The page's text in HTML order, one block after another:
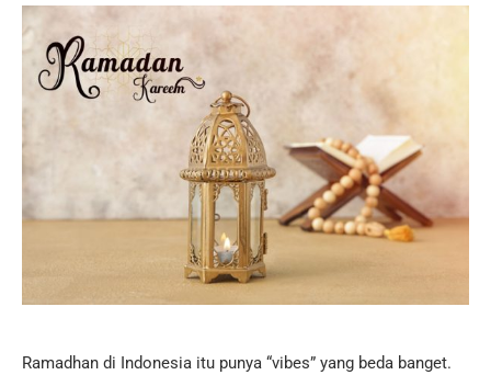
Ramadhan di Indonesia itu punya “vibes” yang beda banget.